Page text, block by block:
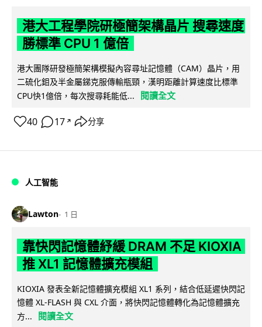
港大工程學院研極簡架構晶片 搜尋速度
勝標準 CPU 1 億倍
港大團隊研發極簡架構模擬內容尋址記憶體（CAM）晶片，用
二硫化鉬及半金屬銻克服傳輸瓶頸，漢明距離計算速度比標準
CPU快1億倍，每次搜尋耗能低...
閱讀全文
40 17 ↗ 分享
人工智能
Lawton 1 日
靠快閃記憶體紓緩 DRAM 不足 KIOXIA
推 XL1 記憶體擴充模組
KIOXIA 發表全新記憶體擴充模組 XL1 系列，結合低延遲快閃記
憶體 XL-FLASH 與 CXL 介面，將快閃記憶體轉化為記憶體擴充
方...
閱讀全文